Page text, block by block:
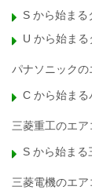
S から始まる
U から始ま
パナソニック
C から始まる
三菱重工のエ
S から始ま
三菱電機のエ